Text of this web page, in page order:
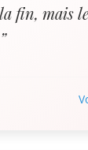
fin, mais